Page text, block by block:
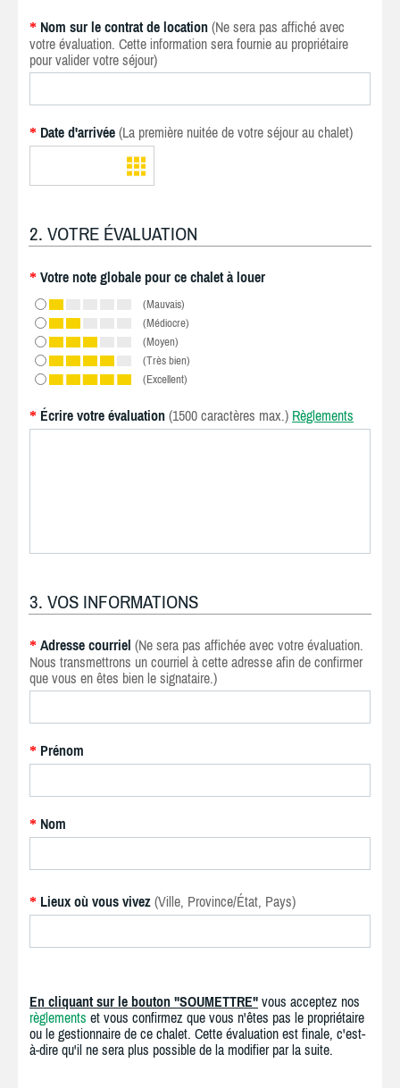
* Nom sur le contrat de location (Ne sera pas affiché avec
votre évaluation. Cette information sera fournie au propriétaire
pour valider votre séjour)
* Date d'arrivée (La première nuitée de votre séjour au chalet)
2. VOTRE ÉVALUATION
* Votre note globale pour ce chalet à louer
(Mauvais)
(Médiocre)
(Moyen)
(Très bien)
(Excellent)
* Écrire votre évaluation (1500 caractères max.) Règlements
3. VOS INFORMATIONS
* Adresse courriel (Ne sera pas affichée avec votre évaluation.
Nous transmettrons un courriel à cette adresse afin de confirmer
que vous en êtes bien le signataire.)
* Prénom
* Nom
* Lieux où vous vivez (Ville, Province/État, Pays)
En cliquant sur le bouton "SOUMETTRE" vous acceptez nos
règlements et vous confirmez que vous n'êtes pas le propriétaire
ou le gestionnaire de ce chalet. Cette évaluation est finale, c'est-
à-dire qu'il ne sera plus possible de la modifier par la suite.